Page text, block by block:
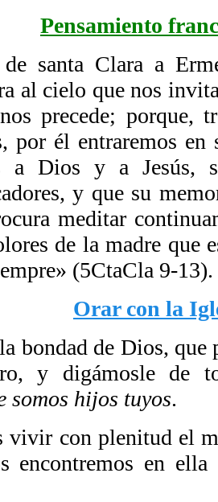
Pensamiento
santa Clara a
al cielo que nos
precede; porque,
por él entraremos
a Dios y a Jesús,
y que su
meditar
de la madre que
(5CtaCla 9-13).
Orar con la
bondad de Dios,
y digámosle de
somos hijos tuyos.
vivir con plenitud el
encontremos en